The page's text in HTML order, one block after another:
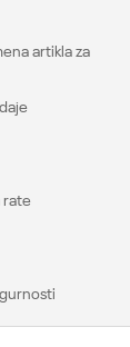
artikla za
rate